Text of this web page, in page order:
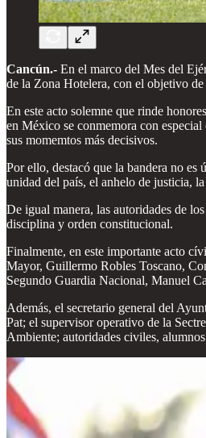
Cancún.- En el marco del Mes del
de la Zona Hotelera, con el objetivo
En este acto solemne que rinde
en México se conmemora con
sus momemtos más decisivos.
Por ello, destacó que la bandera no
unidad del país, el anhelo de justicia,
De igual manera, las autoridades de
disciplina y orden constitucional.
Finalmente, en este importante acto
Mayor, Guillermo Robles Toscano,
Segundo Guardia Nacional, Manuel
Además, el secretario general del
Pat; el supervisor operativo de la
Ambiente; autoridades civiles,